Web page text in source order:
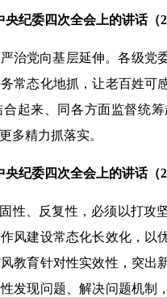
央纪委四次全会上的讲话（
治党向基层延伸。各级党
常态化地抓，让老百姓可
起来、同各方面监督统
多精力抓落实。
央纪委四次全会上的讲话（
性、反复性，必须以打攻
风建设常态化长效化，以
教育针对性实效性，突出
发现问题、解决问题机制